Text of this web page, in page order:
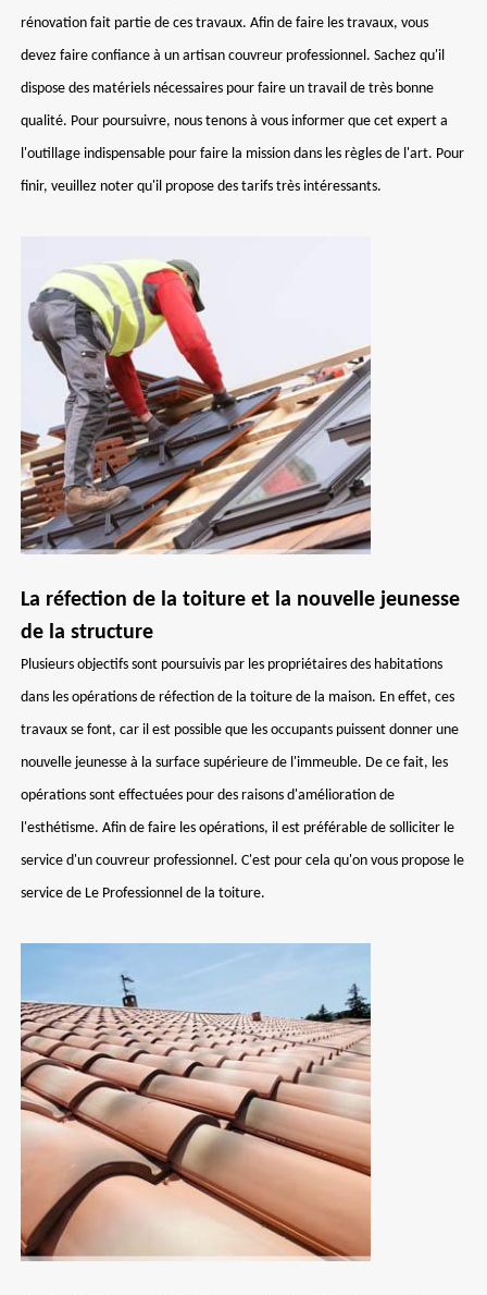
rénovation fait partie de ces travaux. Afin de faire les travaux, vous
devez faire confiance à un artisan couvreur professionnel. Sachez qu'il
dispose des matériels nécessaires pour faire un travail de très bonne
qualité. Pour poursuivre, nous tenons à vous informer que cet expert a
l'outillage indispensable pour faire la mission dans les règles de l'art. Pour
finir, veuillez noter qu'il propose des tarifs très intéressants.
La réfection de la toiture et la nouvelle jeunesse
de la structure
Plusieurs objectifs sont poursuivis par les propriétaires des habitations
dans les opérations de réfection de la toiture de la maison. En effet, ces
travaux se font, car il est possible que les occupants puissent donner une
nouvelle jeunesse à la surface supérieure de l'immeuble. De ce fait, les
opérations sont effectuées pour des raisons d'amélioration de
l'esthétisme. Afin de faire les opérations, il est préférable de solliciter le
service d'un couvreur professionnel. C'est pour cela qu'on vous propose le
service de Le Professionnel de la toiture.